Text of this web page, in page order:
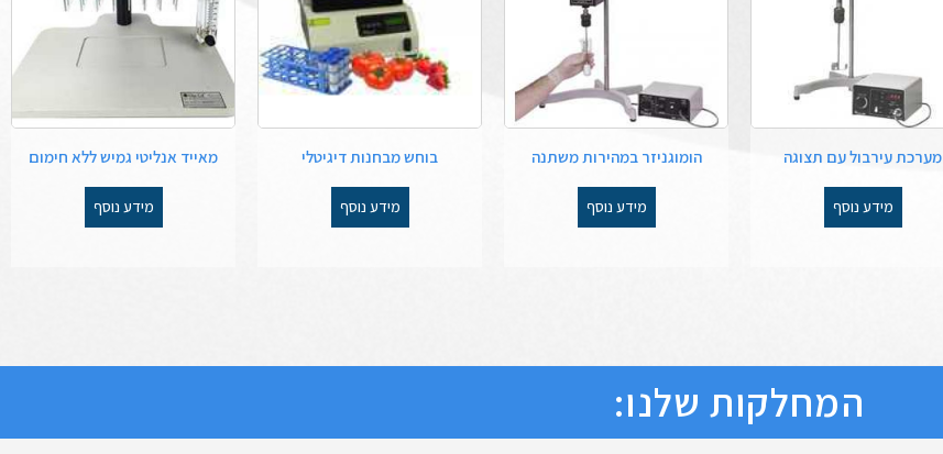
מערכת עירבול עם תצוגה
מידע נוסף
הומוגניזר במהירות משתנה
מידע נוסף
בוחש מבחנות דיגיטלי
מידע נוסף
מאייד אנליטי גמיש ללא חימום
מידע נוסף
המחלקות שלנו: